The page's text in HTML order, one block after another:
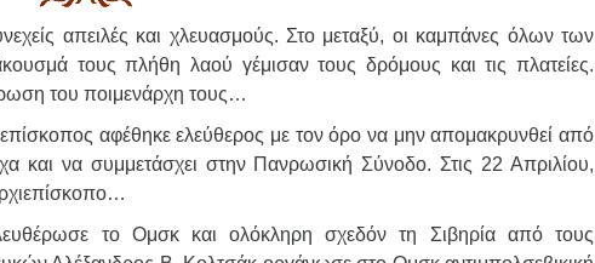
απειλές και χλευασμούς. Στο μεταξύ, οι καμπάνες όλων των
τους πλήθη λαού γέμισαν τους δρόμους και τις πλατείες.
του ποιμενάρχη τους…
αφέθηκε ελεύθερος με τον όρο να μην απομακρυνθεί από
να συμμετάσχει στην Πανρωσική Σύνοδο. Στις 22 Απριλίου,
το Ομσκ και ολόκληρη σχεδόν τη Σιβηρία από τους